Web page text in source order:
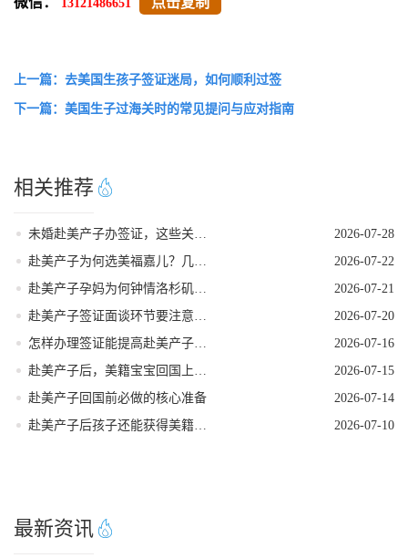
13121486651
上一篇：去美国生孩子签证迷局，如何顺利过签
下一篇：美国生子过海关时的常见提问与应对指南
相关推荐
2026-07-28
2026-07-22
2026-07-21
2026-07-20
2026-07-16
2026-07-15
赴美产子回国前必做的核心准备
2026-07-14
2026-07-10
最新资讯